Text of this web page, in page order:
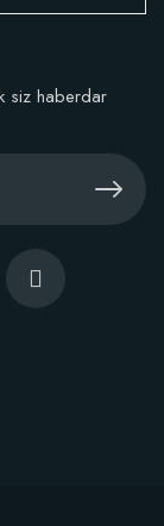
siz haberdar